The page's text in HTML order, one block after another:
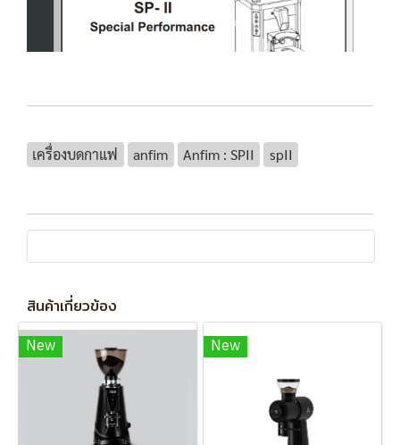
เครื่องบดกาแฟ anfim Anfim : SPII spII
สินค้าเกี่ยวข้อง
New New